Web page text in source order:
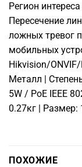
Регион
Пересечение
ложных тревог
мобильных
Hikvision/
Металл |
5W / PoE IEEE
0.27кг |
ПОХОЖИЕ